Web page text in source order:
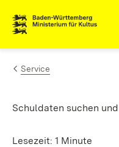
Zum Inhalt
Link zur Startseite
Service
Schuldaten suchen
Lesezeit: 1 Minute